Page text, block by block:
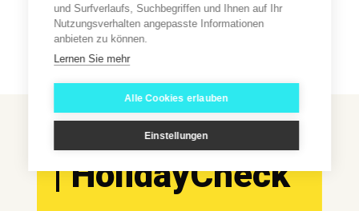
Unser Reiseanbieter:
CHECK24 | TUI
| HolidayCheck
und Surfverlaufs, Suchbegriffen und Ihnen auf Ihr
Nutzungsverhalten angepasste Informationen
anbieten zu können.
Lernen Sie mehr
Alle Cookies erlauben
Einstellungen